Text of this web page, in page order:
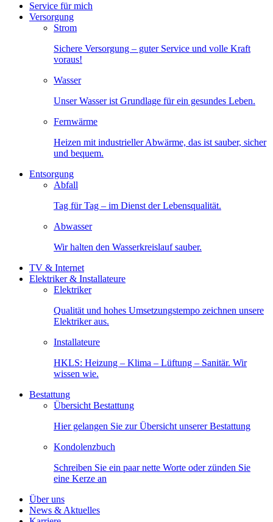
Service für mich
Versorgung
Strom
Sichere Versorgung – guter Service und volle Kraft
voraus!
Wasser
Unser Wasser ist Grundlage für ein gesundes Leben.
Fernwärme
Heizen mit industrieller Abwärme, das ist sauber, sicher
und bequem.
Entsorgung
Abfall
Tag für Tag – im Dienst der Lebensqualität.
Abwasser
Wir halten den Wasserkreislauf sauber.
TV & Internet
Elektriker & Installateure
Elektriker
Qualität und hohes Umsetzungstempo zeichnen unsere
Elektriker aus.
Installateure
HKLS: Heizung – Klima – Lüftung – Sanitär. Wir
wissen wie.
Bestattung
Übersicht Bestattung
Hier gelangen Sie zur Übersicht unserer Bestattung
Kondolenzbuch
Schreiben Sie ein paar nette Worte oder zünden Sie
eine Kerze an
Über uns
News & Aktuelles